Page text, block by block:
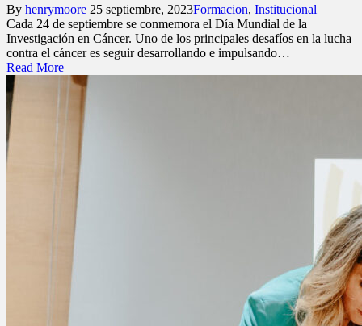
Posted
by
By henrymoore 25 septiembre, 2023Posted
in
Formacion, Institucional
Cada 24 de septiembre se conmemora el Día Mundial de la
Investigación en Cáncer. Uno de los principales desafíos en la lucha
contra el cáncer es seguir desarrollando e impulsando…
Read More